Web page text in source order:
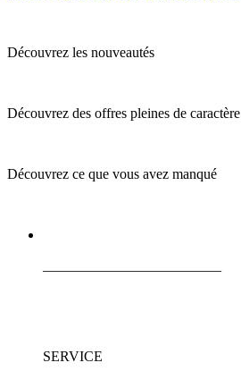
Découvrez les nouveautés
Découvrez des offres pleines de caractère
Découvrez ce que vous avez manqué
SERVICE